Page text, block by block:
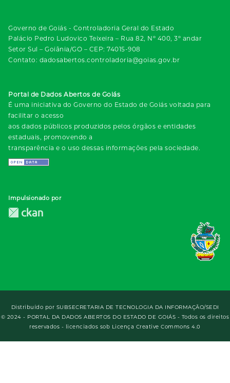
Governo de Goiás - Controladoria Geral do Estado
Palácio Pedro Ludovico Teixeira – Rua 82, Nº 400, 3º andar
Setor Sul – Goiânia/GO – CEP: 74015-908
Contato: dadosabertos.controladoria@goias.gov.br
Portal de Dados Abertos de Goiás
É uma iniciativa do Governo do Estado de Goiás voltada para
facilitar o acesso
aos dados públicos produzidos pelos órgãos e entidades
estaduais, promovendo a
transparência e o uso dessas informações pela sociedade.
Impulsionado por
Distribuído por SUBSECRETARIA DE TECNOLOGIA DA INFORMAÇÃO/SEDI
© 2024 - PORTAL DA DADOS ABERTOS DO ESTADO DE GOIÁS - Todos os direitos
reservados - licenciados sob Licença Creative Commons 4.0